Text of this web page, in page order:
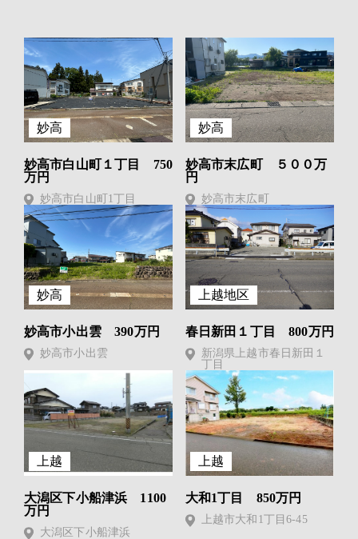
妙高
妙高市白山町１丁目 750
万円
妙高市白山町1丁目
妙高
妙高市末広町 ５００万
円
妙高市末広町
妙高
妙高市小出雲 390万円
妙高市小出雲
上越地区
春日新田１丁目 800万円
新潟県上越市春日新田１
丁目
上越
大潟区下小船津浜 1100
万円
大潟区下小船津浜
上越
大和1丁目 850万円
上越市大和1丁目6-45